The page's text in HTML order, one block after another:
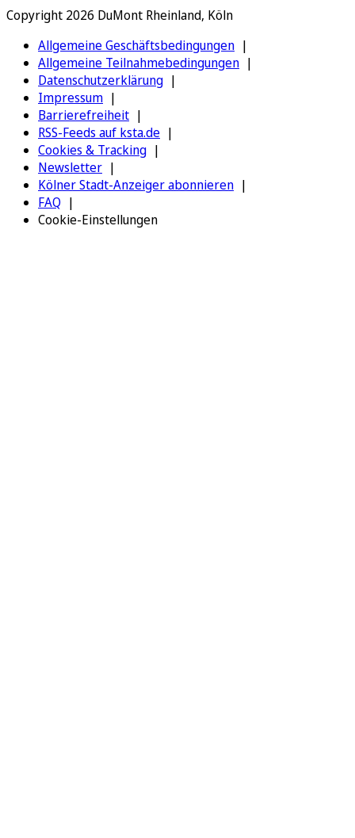
Copyright 2026 DuMont Rheinland, Köln
Allgemeine Geschäftsbedingungen
Allgemeine Teilnahmebedingungen
Datenschutzerklärung
Impressum
Barrierefreiheit
RSS-Feeds auf ksta.de
Cookies & Tracking
Newsletter
Kölner Stadt-Anzeiger abonnieren
FAQ
Cookie-Einstellungen